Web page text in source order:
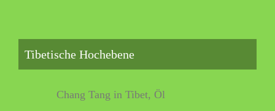
Tibetische Hochebene
Chang Tang in Tibet, Öl